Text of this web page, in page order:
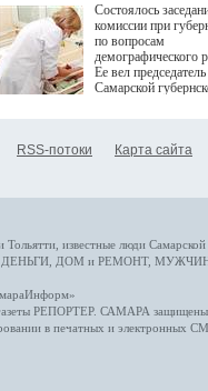
возникающие при
данными
более динамичного
проникновения
сегмент
отраслевое
рассказала Ольга
ходе сессии
качества жизни" в
ПМЭФ 2025. В
РФ Михаил
представители
Государственной
Состоялось
комиссии при
по вопросам
демографического
Ее вел председатель
Самарской
RSS-потоки Карта сайта
Тольятти, известные люди
ДОМ и РЕМОНТ,
РЕПОРТЕР. САМАРА защищены.
в печатных и электронных